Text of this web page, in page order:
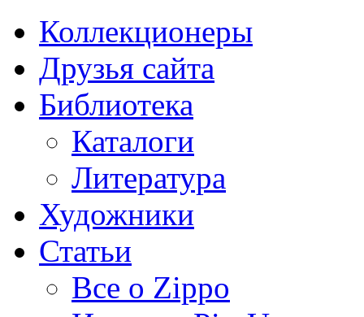
Коллекционеры
Друзья сайта
Библиотека
Каталоги
Литература
Художники
Статьи
Все о Zippo